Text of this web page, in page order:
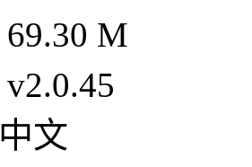
69.30 M
v2.0.45
中文